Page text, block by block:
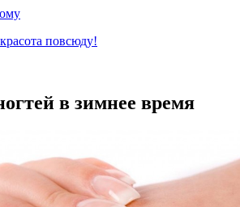
повсюду!
в зимнее время